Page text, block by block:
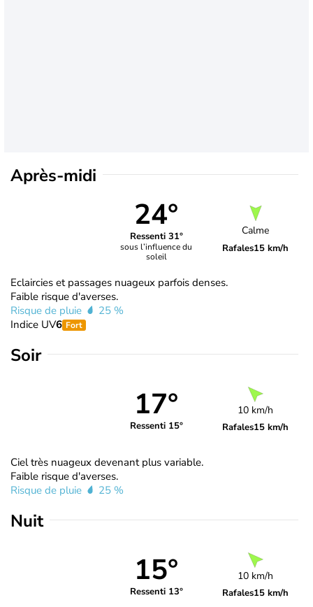
Après-midi
24°
Ressenti 31°
sous l’influence du
soleil
Calme
Rafales15 km/h
Eclaircies et passages nuageux parfois denses.
Faible risque d'averses.
Risque de pluie
25 %
Indice UV6 Fort
Soir
17°
Ressenti 15°
10 km/h
Rafales15 km/h
Ciel très nuageux devenant plus variable.
Faible risque d'averses.
Risque de pluie
25 %
Nuit
15°
Ressenti 13°
10 km/h
Rafales15 km/h